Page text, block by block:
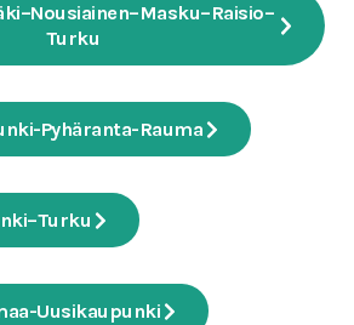
Turku
Pyhäranta-Rauma
Uusikaupunki